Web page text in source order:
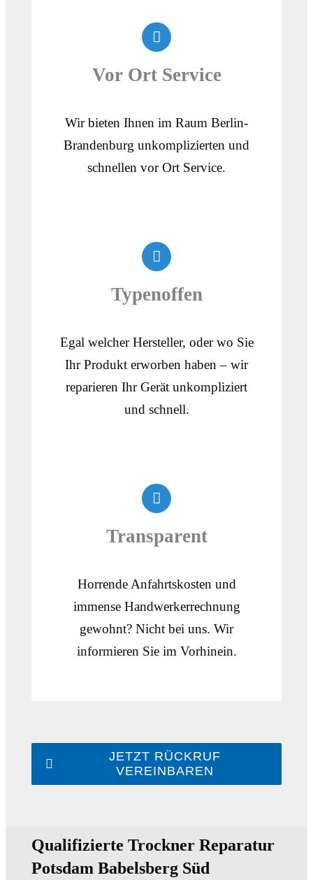
Vor Ort Service
Wir bieten Ihnen im Raum Berlin-
Brandenburg unkomplizierten und
schnellen vor Ort Service.
Typenoffen
Egal welcher Hersteller, oder wo Sie
Ihr Produkt erworben haben – wir
reparieren Ihr Gerät unkompliziert
und schnell.
Transparent
Horrende Anfahrtskosten und
immense Handwerkerrechnung
gewohnt? Nicht bei uns. Wir
informieren Sie im Vorhinein.
JETZT RÜCKRUF
VEREINBAREN
Qualifizierte Trockner Reparatur
Potsdam Babelsberg Süd